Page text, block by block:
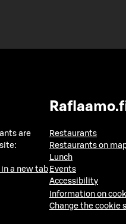
are
in a new tab
Restaurants
Restaurants on
Lunch
Events
Accessibility
Information on
Change the cookie